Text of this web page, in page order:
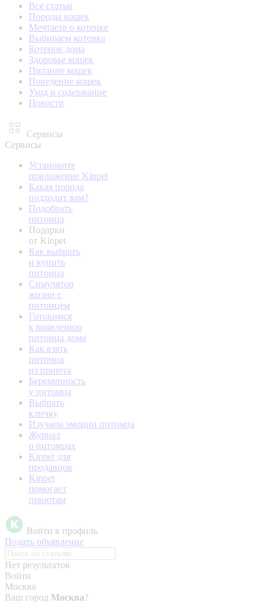
Все статьи
Породы кошек
Мечтаете о котенке
Выбираем котенка
Котенок дома
Здоровье кошек
Питание кошек
Поведение кошек
Уход и содержание
Новости
Сервисы
Сервисы
Установите
приложение Kinpet
Какая порода
подходит вам?
Подобрать
питомца
Подарки
от Kinpet
Как выбрать
и купить
питомца
Симулятор
жизни с
питомцем
Готовимся
к появлению
питомца дома
Как взять
питомца
из приюта
Беременность
у питомца
Выбрать
кличку
Изучаем эмоции питомца
Журнал
о питомцах
Kinpet для
продавцов
Kinpet
помогает
приютам
Войти в профиль
Подать объявление
Нет результатов
Войти
Москва
Ваш город Москва?